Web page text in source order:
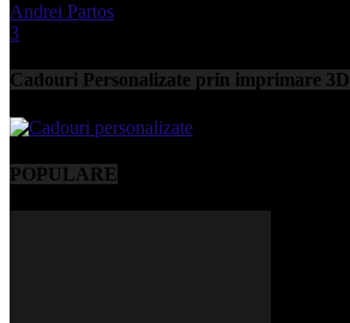
Andrei Partos
3
Cadouri Personalizate prin imprimare 3D
POPULARE